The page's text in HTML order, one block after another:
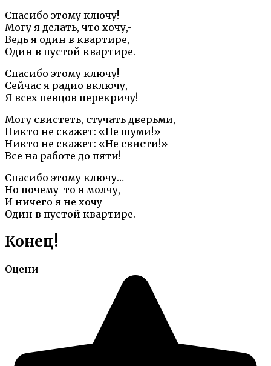
Спасибо этому ключу!
Могу я делать, что хочу,-
Ведь я один в квартире,
Один в пустой квартире.
Спасибо этому ключу!
Сейчас я радио включу,
Я всех певцов перекричу!
Могу свистеть, стучать дверьми,
Никто не скажет: «Не шуми!»
Никто не скажет: «Не свисти!»
Все на работе до пяти!
Спасибо этому ключу…
Но почему-то я молчу,
И ничего я не хочу
Один в пустой квартире.
Конец!
Оцени